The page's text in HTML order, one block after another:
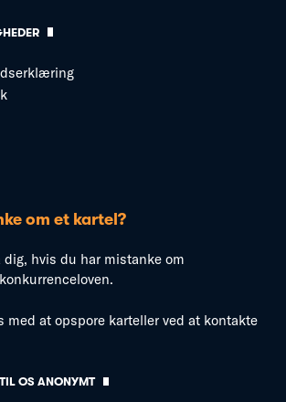
om et kartel?
dig, hvis du har mistanke om
at opspore karteller ved at kontakte
OS ANONYMT